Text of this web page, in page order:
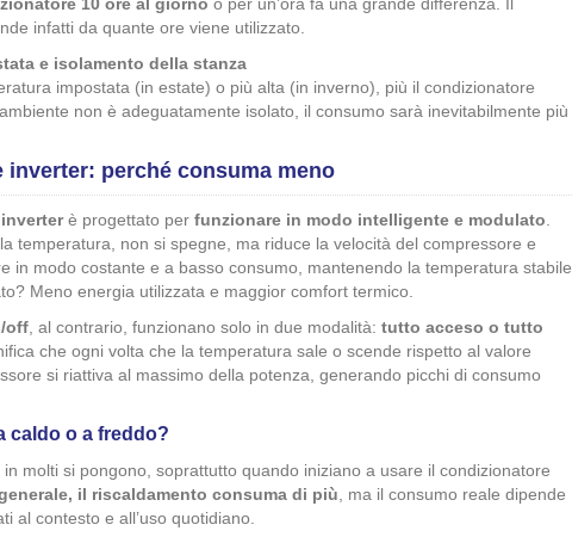
infatti da quante ore viene utilizzato.
e isolamento della stanza
impostata (in estate) o più alta (in inverno), più il condizionatore
non è adeguatamente isolato, il consumo sarà inevitabilmente più
inverter: perché consuma meno
è progettato per funzionare in modo intelligente e modulato
temperatura, non si spegne, ma riduce la velocità del compressore e
in modo costante e a basso consumo, mantenendo la temperatura stabile
Meno energia utilizzata e maggior comfort termico.
off , al contrario, funzionano solo in due modalità: tutto acceso o tutto
che ogni volta che la temperatura sale o scende rispetto al valore
si riattiva al massimo della potenza, generando picchi di consumo
caldo o a freddo?
molti si pongono, soprattutto quando iniziano a usare il condizionatore
il riscaldamento consuma di più , ma il consumo reale dipende
al contesto e all’uso quotidiano.